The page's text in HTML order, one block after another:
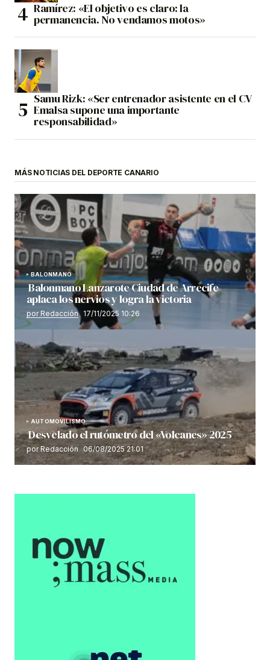
Ramírez: «El objetivo es claro: la
permanencia. No vendamos motos»
Samu Rizk: «Ser entrenador asistente en el CV
Emalsa supone una importante
responsabilidad»
MÁS NOTICIAS DEL DEPORTE CANARIO
BALONMANO
Balonmano Lanzarote Ciudad de Arrecife
aplaca los nervios y logra la victoria
por Redacción 17/11/2025 10:26
AUTOMOVILISMO
Desvelado el rutómetro del «Volcanes» 2025
por Redacción 06/08/2025 21:01